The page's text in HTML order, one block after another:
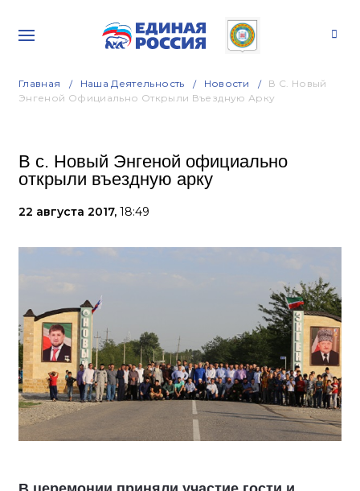
Главная Наша Деятельность Новости
В С. Новый
Энгеной Официально Открыли Въездную Арку
В с. Новый Энгеной официально
открыли въездную арку
22 августа 2017, 18:49